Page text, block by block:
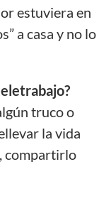
estuviera en
a casa y no lo
truco o
la vida
compartirlo